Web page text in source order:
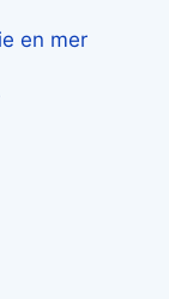
en mer